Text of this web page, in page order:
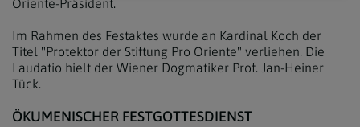
Oriente-Präsident.
Im Rahmen des Festaktes wurde an Kardinal Koch der
Titel "Protektor der Stiftung Pro Oriente" verliehen. Die
Laudatio hielt der Wiener Dogmatiker Prof. Jan-Heiner
Tück.
ÖKUMENISCHER FESTGOTTESDIENST